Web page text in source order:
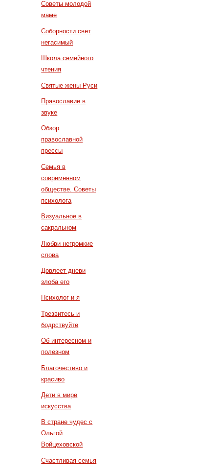
Советы молодой
маме
Соборности свет
негасимый
Школа семейного
чтения
Святые жены Руси
Православие в
звуке
Обзор
православной
прессы
Семья в
современном
обществе. Советы
психолога
Визуальное в
сакральном
Любви негромкие
слова
Довлеет дневи
злоба его
Психолог и я
Трезвитесь и
бодрствуйте
Об интересном и
полезном
Благочестиво и
красиво
Дети в мире
искусства
В стране чудес с
Ольгой
Войцеховской
Счастливая семья